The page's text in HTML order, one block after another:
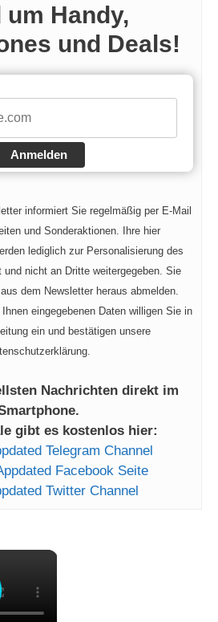
um Handy,
und Deals!
Anmelden
informiert Sie regelmäßig per E-Mail
und Sonderaktionen. Ihre hier
lediglich zur Personalisierung des
und nicht an Dritte weitergegeben. Sie
dem Newsletter heraus abmelden.
eingegebenen Daten willigen Sie in
ein und bestätigen unsere
Nachrichten direkt im
gibt es kostenlos hier:
Telegram Channel
Facebook Seite
Twitter Channel
×